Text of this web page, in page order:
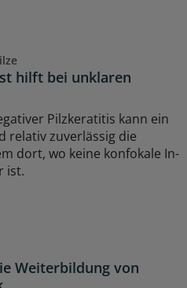
hilft bei unklaren
Pilzkeratitis kann ein
relativ zuverlässig die
dort, wo keine konfokale In-
ist.
Weiterbildung von